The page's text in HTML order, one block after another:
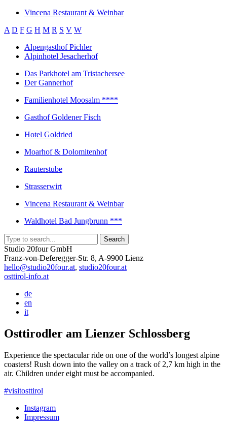
Vincena Restaurant & Weinbar
A D F G H M R S V W
Alpengasthof Pichler
Alpinhotel Jesacherhof
Das Parkhotel am Tristachersee
Der Gannerhof
Familienhotel Moosalm ****
Gasthof Goldener Fisch
Hotel Goldried
Moarhof & Dolomitenhof
Rauterstube
Strasserwirt
Vincena Restaurant & Weinbar
Waldhotel Bad Jungbrunn ***
Studio 20four GmbH
Franz-von-Deferegger-Str. 8, A-9900 Lienz
hello@studio20four.at, studio20four.at
osttirol-info.at
de
en
it
Osttirodler am Lienzer Schlossberg
Experience the spectacular ride on one of the world’s longest alpine
coasters! Rush down into the valley on a track of 2,7 km high in the
air. Children under eight must be accompanied.
#visitosttirol
Instagram
Impressum